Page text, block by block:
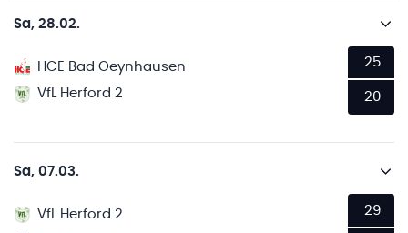
Sa, 28.02.
HCE Bad Oeynhausen
VfL Herford 2
25
20
Sa, 07.03.
VfL Herford 2
29